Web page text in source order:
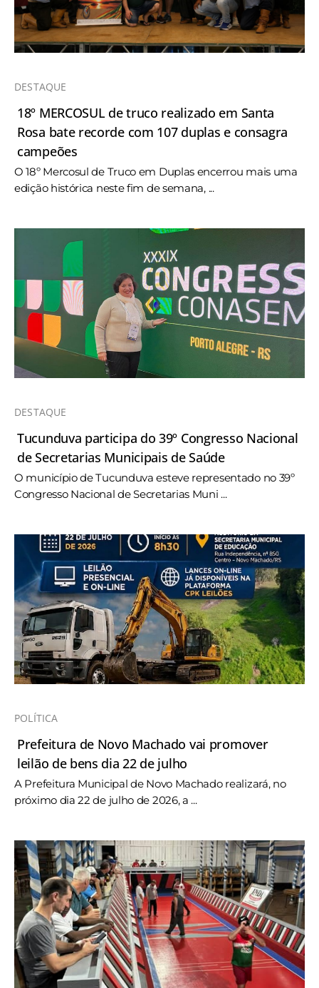
DESTAQUE
18º MERCOSUL de truco realizado em Santa
Rosa bate recorde com 107 duplas e consagra
campeões
O 18º Mercosul de Truco em Duplas encerrou mais uma
edição histórica neste fim de semana, ...
DESTAQUE
Tucunduva participa do 39º Congresso Nacional
de Secretarias Municipais de Saúde
O município de Tucunduva esteve representado no 39º
Congresso Nacional de Secretarias Muni ...
POLÍTICA
Prefeitura de Novo Machado vai promover
leilão de bens dia 22 de julho
A Prefeitura Municipal de Novo Machado realizará, no
próximo dia 22 de julho de 2026, a ...